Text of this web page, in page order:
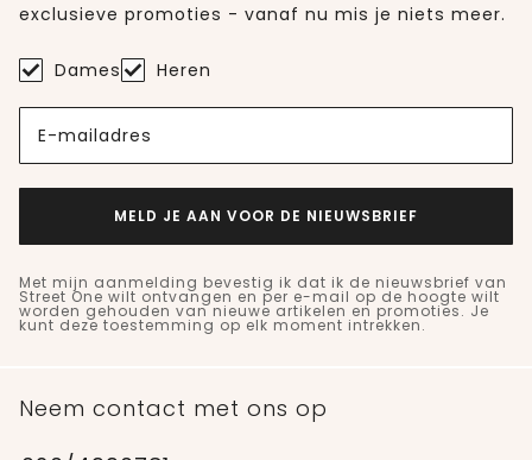
exclusieve promoties - vanaf nu mis je niets meer.
Dames Heren
E-mailadres
MELD JE AAN VOOR DE NIEUWSBRIEF
Met mijn aanmelding bevestig ik dat ik de nieuwsbrief van
Street One wilt ontvangen en per e-mail op de hoogte wilt
worden gehouden van nieuwe artikelen en promoties. Je
kunt deze toestemming op elk moment intrekken.
Neem contact met ons op